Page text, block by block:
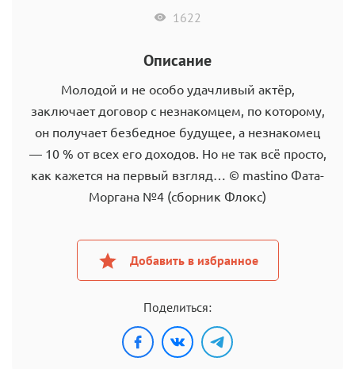
1622
Описание
Молодой и не особо удачливый актёр,
заключает договор с незнакомцем, по которому,
он получает безбедное будущее, а незнакомец
— 10 % от всех его доходов. Но не так всё просто,
как кажется на первый взгляд… © mastino Фата-
Моргана №4 (сборник Флокс)
Добавить в избранное
Поделиться: